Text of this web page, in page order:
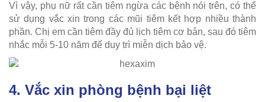
Vì vậy, phụ nữ rất cần tiêm ngừa các bệnh nói trên, có thể
sử dụng vắc xin trong các mũi tiêm kết hợp nhiều thành
phần. Chị em cần tiêm đầy đủ lịch tiêm cơ bản, sau đó tiêm
nhắc mỗi 5-10 năm để duy trì miễn dịch bảo vệ.
4. Vắc xin phòng bệnh bại liệt